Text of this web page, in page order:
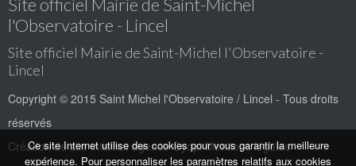
Site officiel Mairie de Saint-Michel
l'Observatoire - Lincel
Site officiel Mairie de Saint-Michel l'Observatoire -
Lincel
Copyright © 2015 Saint Michel l'Observatoire / Lincel - Tous droits
réservés
Création de site internet agence OyopiMentions légales
Ce site Internet utilise des cookies pour vous garantir la meilleure
expérience. Pour personnaliser les paramètres relatifs aux cookies